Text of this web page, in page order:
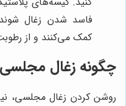
فاسد شدن زغال
کمک می‌کنند و از
چگونه زغال
روشن کردن زغال مجلسی،